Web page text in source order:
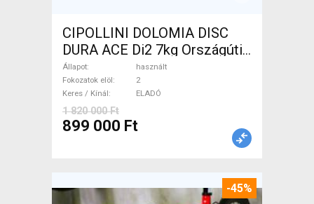
CIPOLLINI DOLOMIA DISC
DURA ACE Di2 7kg Országúti
tárcsafék használt ELADÓ
Állapot
használt
Fokozatok elöl
2
Keres / Kínál
ELADÓ
1 820 000 Ft
899 000 Ft
-45%